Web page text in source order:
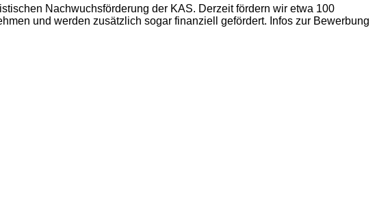
Nachwuchsförderung der KAS. Derzeit fördern wir etwa 100
und werden zusätzlich sogar finanziell gefördert. Infos zur Bewerbung